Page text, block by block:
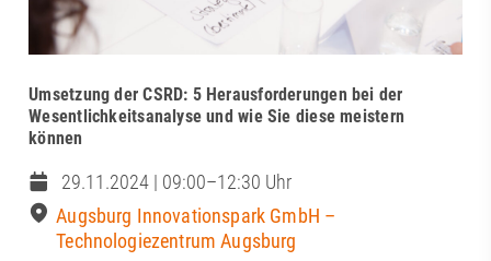
Umsetzung der CSRD: 5 Herausforderungen bei der
Wesentlichkeitsanalyse und wie Sie diese meistern
können
29.11.2024 | 09:00–12:30 Uhr
Augsburg Innovationspark GmbH –
Technologiezentrum Augsburg